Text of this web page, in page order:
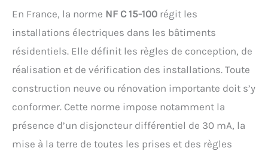
En France, la norme NF C 15-100 régit les
installations électriques dans les bâtiments
résidentiels. Elle définit les règles de conception, de
réalisation et de vérification des installations. Toute
construction neuve ou rénovation importante doit s’y
conformer. Cette norme impose notamment la
présence d’un disjoncteur différentiel de 30 mA, la
mise à la terre de toutes les prises et des règles